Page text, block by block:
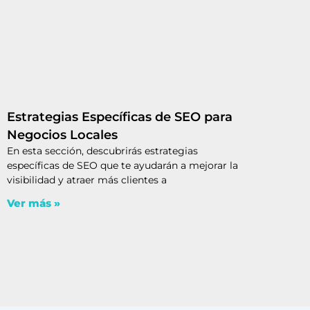
Estrategias Específicas de SEO para
Negocios Locales
En esta sección, descubrirás estrategias
específicas de SEO que te ayudarán a mejorar la
visibilidad y atraer más clientes a
Ver más »